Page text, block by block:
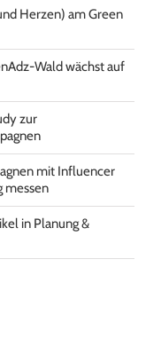
Herzen) am Green
Wald wächst auf
zur
mit Influencer
messen
in Planung &